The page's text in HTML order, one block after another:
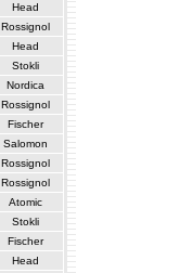
Head
Rossignol
Head
Stokli
Nordica
Rossignol
Fischer
Salomon
Rossignol
Rossignol
Atomic
Stokli
Fischer
Head